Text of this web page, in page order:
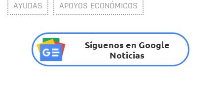
AYUDAS APOYOS ECONÓMICOS
Síguenos en Google
Noticias